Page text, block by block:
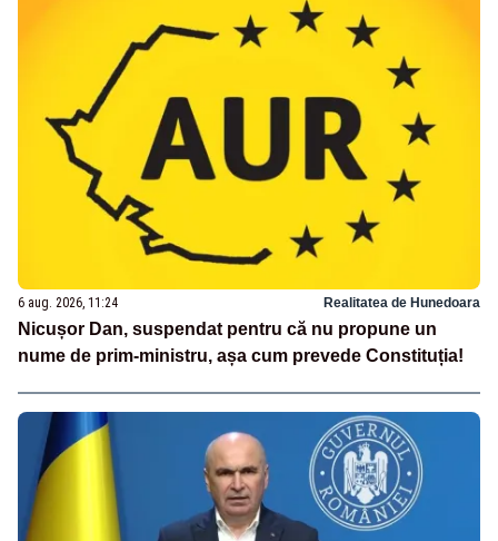
6 aug. 2026, 11:24 Realitatea de Hunedoara
Nicușor Dan, suspendat pentru că nu propune un
nume de prim-ministru, așa cum prevede Constituția!